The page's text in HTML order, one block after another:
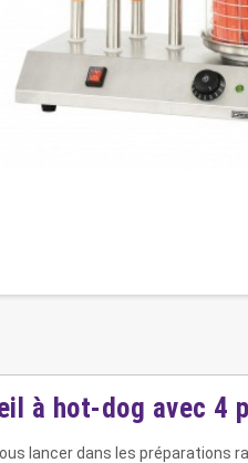
à hot-dog avec 4
lancer dans les préparations